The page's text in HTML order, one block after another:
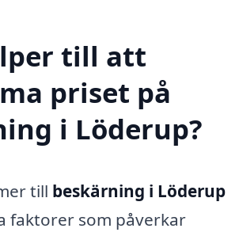
till att
priset på
i Löderup?
till beskärning i Löderup
faktorer som påverkar